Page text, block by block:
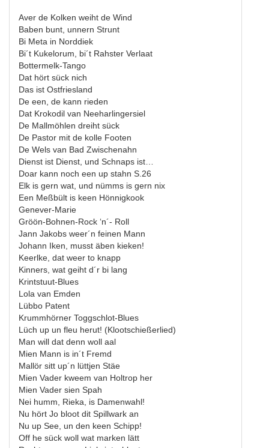
Aver de Kolken weiht de Wind
Baben bunt, unnern Strunt
Bi Meta in Norddiek
Bi´t Kukelorum, bi´t Rahster Verlaat
Bottermelk-Tango
Dat hört sück nich
Das ist Ostfriesland
De een, de kann rieden
Dat Krokodil van Neeharlingersiel
De Mallmöhlen dreiht sück
De Pastor mit de kolle Footen
De Wels van Bad Zwischenahn
Dienst ist Dienst, und Schnaps ist…
Doar kann noch een up stahn S.26
Elk is gern wat, und nümms is gern nix
Een Meßbült is keen Hönnigkook
Genever-Marie
Gröön-Bohnen-Rock ‘n´- Roll
Jann Jakobs weer´n feinen Mann
Johann Iken, musst äben kieken!
Keerlke, dat weer to knapp
Kinners, wat geiht d´r bi lang
Krintstuut-Blues
Lola van Emden
Lübbo Patent
Krummhörner Toggschlot-Blues
Lüch up un fleu herut! (Klootschießerlied)
Man will dat denn woll aal
Mien Mann is in´t Fremd
Mallör sitt up´n lüttjen Stäe
Mien Vader kweem van Holtrop her
Mien Vader sien Spah
Nei humm, Rieka, is Damenwahl!
Nu hört Jo bloot dit Spillwark an
Nu up See, un den keen Schipp!
Off he sück woll wat marken lätt